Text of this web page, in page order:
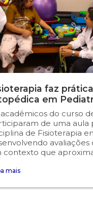
faz
em
acadêmicos do curso
de uma aula
de Fisioterapia
contexto que
mais